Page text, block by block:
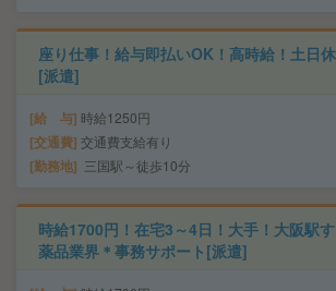
座り仕事！給与即払いOK！高時給！土日
[派遣]
給 与 時給1250円
交通費 交通費支給有り
勤務地 三国駅～徒歩10分
時給1700円！在宅3～4日！大手！大阪駅
薬品業界＊事務サポート[派遣]